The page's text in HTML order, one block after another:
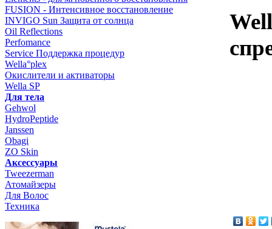
FUSION - Интенсивное восстановление
INVIGO Sun Защита от солнца
Oil Reflections
Perfomance
Service Поддержка процедур
Wella°plex
Окислители и активаторы
Wella SP
Для тела
Gehwol
HydroPeptide
Janssen
Obagi
ZO Skin
Aксессуары
Tweezerman
Атомайзеры
Для Волос
Техника